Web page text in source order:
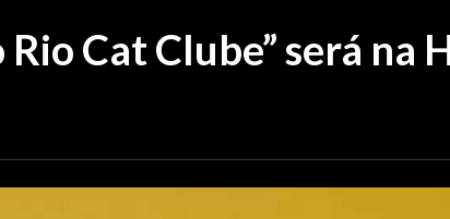
Cat Clube” será na